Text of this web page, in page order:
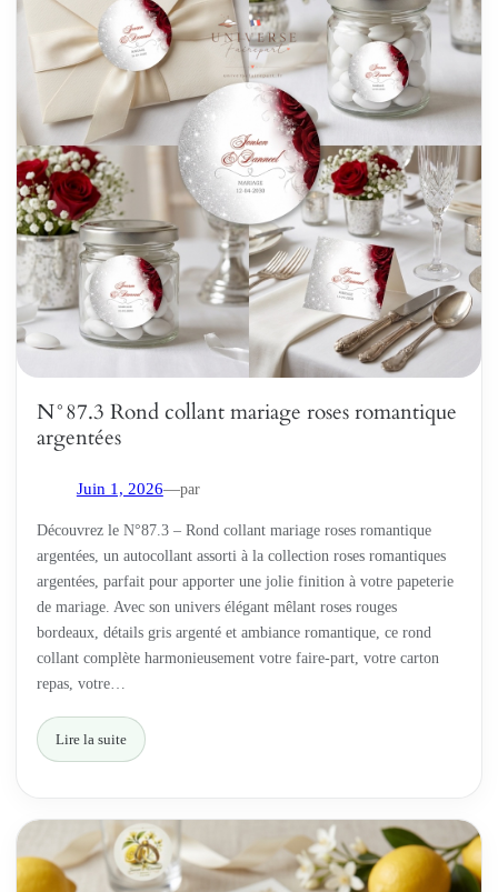
N°87.3 Rond collant mariage roses romantique
argentées
Juin 1, 2026—par
Découvrez le N°87.3 – Rond collant mariage roses romantique
argentées, un autocollant assorti à la collection roses romantiques
argentées, parfait pour apporter une jolie finition à votre papeterie
de mariage. Avec son univers élégant mêlant roses rouges
bordeaux, détails gris argenté et ambiance romantique, ce rond
collant complète harmonieusement votre faire-part, votre carton
repas, votre…
Lire la suite